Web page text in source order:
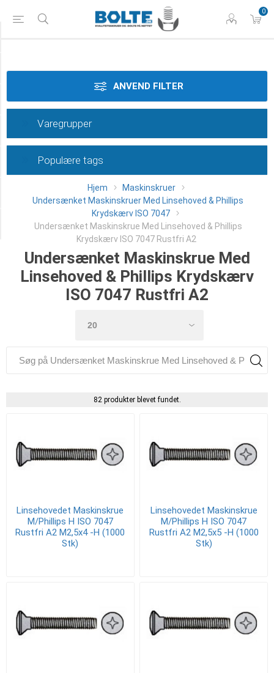
0
Hjem
Maskinskruer
Undersænket Maskinskruer Med Linsehoved & Phillips
Krydskærv ISO 7047
Undersænket Maskinskrue Med Linsehoved & Phillips
Krydskærv ISO 7047 Rustfri A2
Undersænket Maskinskrue Med
Linsehoved & Phillips Krydskærv
ISO 7047 Rustfri A2
82 produkter blevet fundet.
Linsehovedet Maskinskrue
M/Phillips H ISO 7047
Rustfri A2 M2,5x4 -H (1000
Stk)
Linsehovedet Maskinskrue
M/Phillips H ISO 7047
Rustfri A2 M2,5x5 -H (1000
Stk)
ANVEND FILTER
Dimension
Længde
Category
Varegrupper
Populære tags